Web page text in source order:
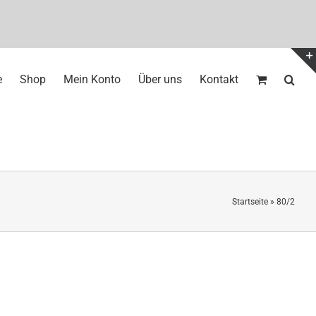
Shop Mein Konto Über uns Kontakt
Startseite » 80/2